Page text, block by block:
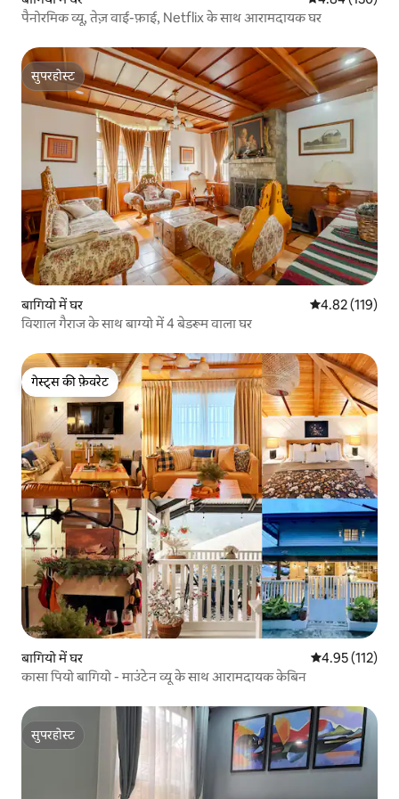
पैनोरमिक व्यू, तेज़ वाई-फ़ाई, Netflix के साथ आरामदायक घर
सुपरहोस्ट
सुपरहोस्ट
बागियो में घर औसत रेटिंग 5 में से
4.82 (119)
विशाल गैराज के साथ बाग्यो में 4 बेडरूम वाला घर
गेस्ट्स की फ़ेवरेट
गेस्ट्स की फ़ेवरेट
बागियो में घर औसत रेटिंग 5 में से
4.95 (112)
कासा पियो बागियो - माउंटेन व्यू के साथ आरामदायक केबिन
सुपरहोस्ट
सुपरहोस्ट